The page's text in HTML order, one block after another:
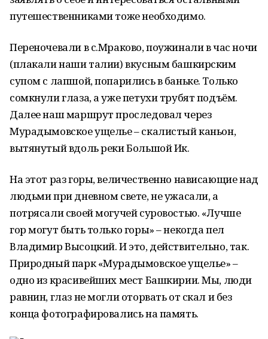
путешественниками тоже необходимо.
Переночевали в с.Мраково, поужинали в час ночи
(плакали наши талии) вкусным башкирским
супом с лапшой, попарились в баньке. Только
сомкнули глаза, а уже петухи трубят подъём.
Далее наш маршрут проследовал через
Мурадымовское ущелье – скалистый каньон,
вытянутый вдоль реки Большой Ик.
На этот раз горы, величественно нависающие над
людьми при дневном свете, не ужасали, а
потрясали своей могучей суровостью. «Лучше
гор могут быть только горы» – некогда пел
Владимир Высоцкий. И это, действительно, так.
Природный парк «Мурадымовское ущелье» –
одно из красивейших мест Башкирии. Мы, люди
равнин, глаз не могли оторвать от скал и без
конца фотографировались на память.